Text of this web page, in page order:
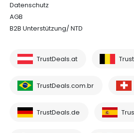
Datenschutz
AGB
B2B Unterstützung/ NTD
TrustDeals.at
TrustDeals.com.br
TrustDeals.de